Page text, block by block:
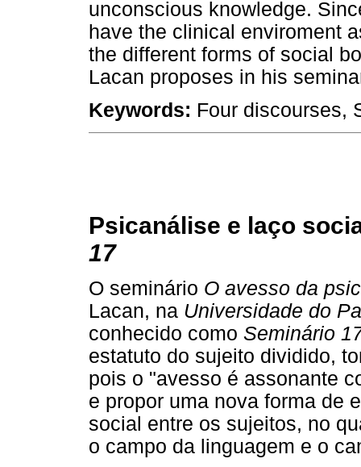
unconscious knowledge.
have the clinical enviroment
the different forms of social
Lacan proposes in his
Keywords: Four discourses,
Psicanálise e laço
17
O seminário O avesso da
Lacan, na Universidade do
conhecido como Seminário
estatuto do sujeito dividido,
pois o "avesso é assonante
e propor uma nova forma de
social entre os sujeitos, no
o campo da linguagem e o